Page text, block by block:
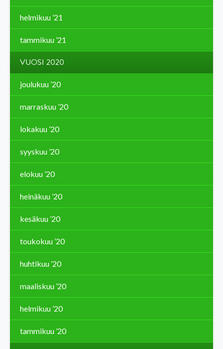
helmikuu ’21
tammikuu ’21
VUOSI 2020
joulukuu ’20
marraskuu ’20
lokakuu ’20
syyskuu ’20
elokuu ’20
heinäkuu ’20
kesäkuu ’20
toukokuu ’20
huhtikuu ’20
maaliskuu ’20
helmikuu ’20
tammikuu ’20